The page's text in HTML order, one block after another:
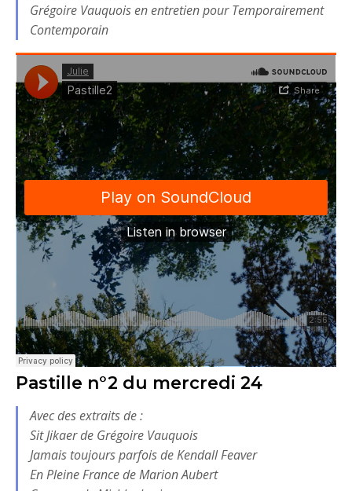
Grégoire Vauquois en entretien pourTemporairement
Contemporain
Pastille n°2 du mercredi 24
Avec des extraits de :
Sit Jikaer de Grégoire Vauquois
Jamais toujours parfois de Kendall Feaver
En Pleine France de Marion Aubert